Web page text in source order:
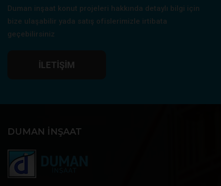
Duman inşaat konut projeleri hakkında detaylı bilgi için
bize ulaşabilir yada satış ofislerimizle irtibata
geçebilirsiniz
İLETIŞIM
DUMAN İNŞAAT